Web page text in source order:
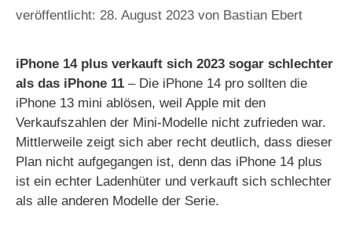
28. August 2023 von Bastian Ebert
iPhone 14 plus verkauft sich 2023 sogar schlechter
als das iPhone 11 – Die iPhone 14 pro sollten die
iPhone 13 mini ablösen, weil Apple mit den
Verkaufszahlen der Mini-Modelle nicht zufrieden war.
Mittlerweile zeigt sich aber recht deutlich, dass dieser
Plan nicht aufgegangen ist, denn das iPhone 14 plus
ist ein echter Ladenhüter und verkauft sich schlechter
als alle anderen Modelle der Serie.